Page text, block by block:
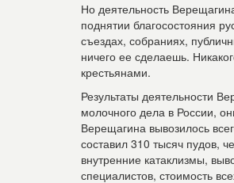
Но деятельность
поднятии благосостояния
съездах, собраниях,
ничего ее сделаешь.
крестьянами.
Результаты деятельности
молочного дела в России,
Верещагина вывозилось
составил 310 тысяч пудов,
внутренние катаклизмы,
специалистов, стоимость